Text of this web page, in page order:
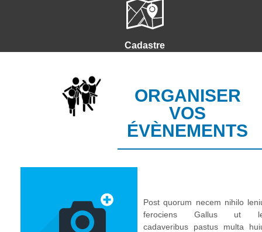
Cadastre
ORGANISER
VOS
ÉVÈNEMENTS
Post quorum necem nihilo
ferociens Gallus ut
cadaveribus pastus multa